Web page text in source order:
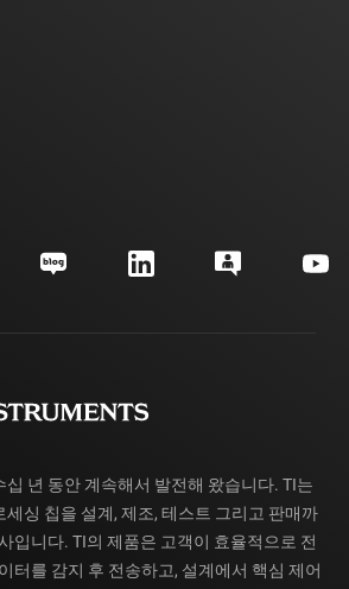
럼
년 동안 계속해서 발전해 왔습니다. TI는
싱 칩을 설계, 제조, 테스트 그리고 판매까
입니다. TI의 제품은 고객이 효율적으로 전
터를 감지 후 전송하고, 설계에서 핵심 제어